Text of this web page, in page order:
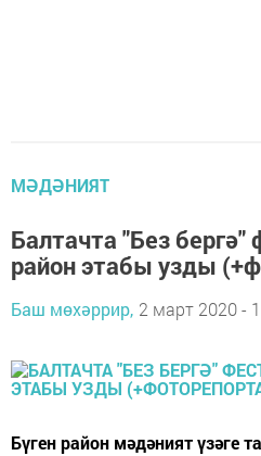
МӘДӘНИЯТ
Балтачта "Без бергә"
район этабы узды
Баш мөхәррир, 2 март 2020 -
Бүген район мәдәният үзәге